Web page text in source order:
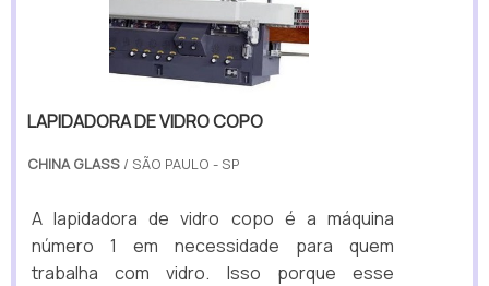
LAPIDADORA DE VIDRO COPO
CHINA GLASS / SÃO PAULO - SP
A lapidadora de vidro copo é a máquina
número 1 em necessidade para quem
trabalha com vidro. Isso porque esse